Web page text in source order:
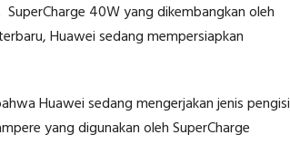
40W yang dikembangkan oleh
Huawei sedang mempersiapkan
Huawei sedang mengerjakan jenis pengisi
yang digunakan oleh SuperCharge